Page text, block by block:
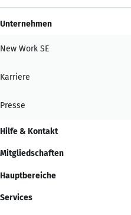
Unternehmen
New Work SE
Karriere
Presse
Hilfe & Kontakt
Mitgliedschaften
Hauptbereiche
Services